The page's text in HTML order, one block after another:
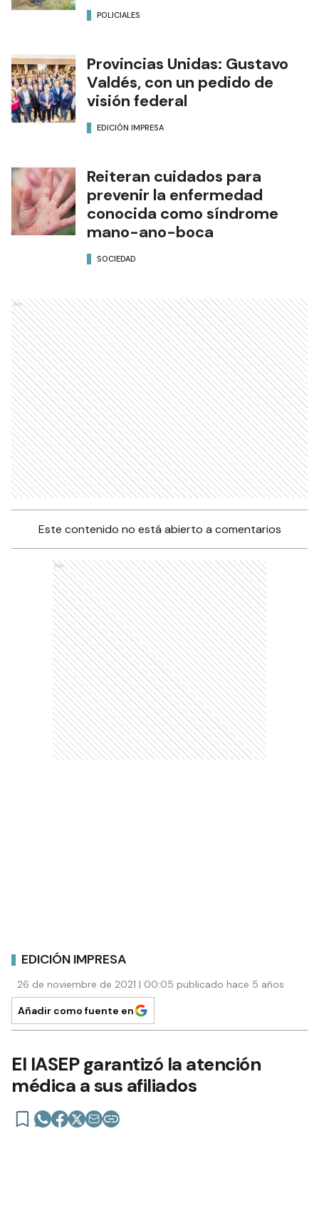
POLICIALES
Provincias Unidas: Gustavo
Valdés, con un pedido de
visión federal
EDICIÓN IMPRESA
Reiteran cuidados para
prevenir la enfermedad
conocida como síndrome
mano-ano-boca
SOCIEDAD
Ads
Este contenido no está abierto a comentarios
Ads
EDICIÓN IMPRESA
26 de noviembre de 2021 | 00:05 publicado hace 5 años
Añadir como fuente en
El IASEP garantizó la atención
médica a sus afiliados